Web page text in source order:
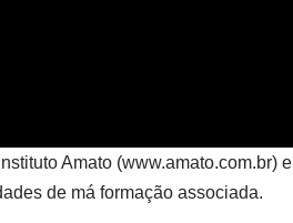
Amato (www.amato.com.br) e
de má formação associada.